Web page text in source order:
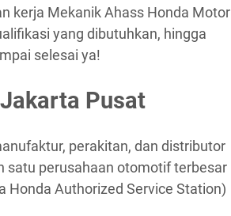
kerja Mekanik Ahass Honda Motor
yang dibutuhkan, hingga
selesai ya!
Pusat
perakitan, dan distributor
satu perusahaan otomotif terbesar
Honda Authorized Service Station)